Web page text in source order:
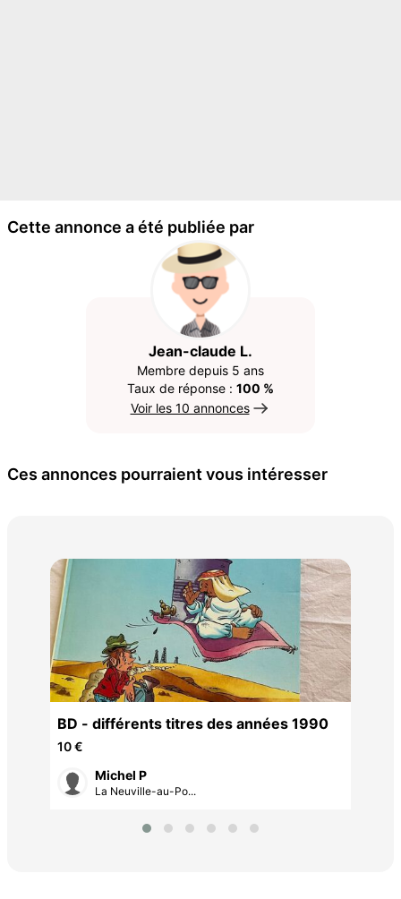
Cette annonce a été publiée par
Jean-claude L.
Membre depuis 5 ans
Taux de réponse : 100 %
Voir les 10 annonces
Ces annonces pourraient vous intéresser
BD - différents titres des années 1990
10 €
Michel P
La Neuville-au-Po...